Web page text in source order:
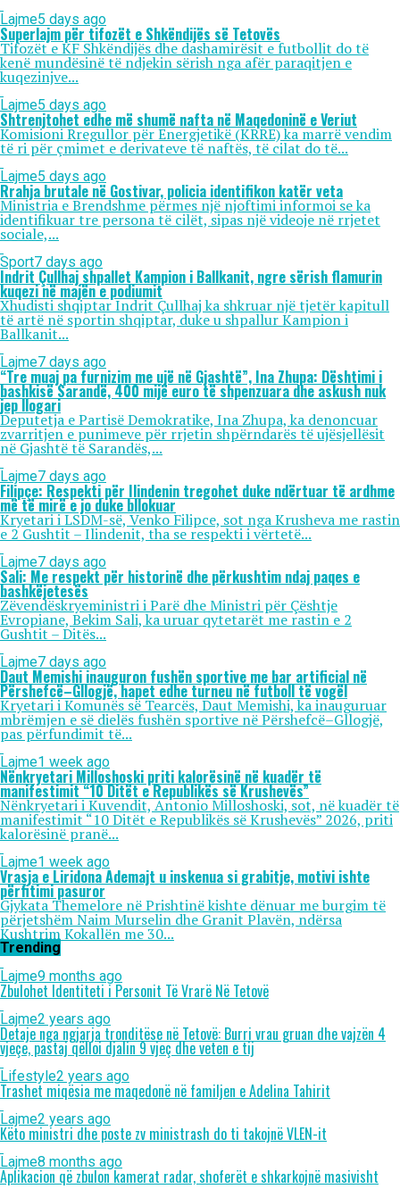
Lajme5 days ago
Superlajm për tifozët e Shkëndijës së Tetovës
Tifozët e KF Shkëndijës dhe dashamirësit e futbollit do të
kenë mundësinë të ndjekin sërish nga afër paraqitjen e
kuqezinjve...
Lajme5 days ago
Shtrenjtohet edhe më shumë nafta në Maqedoninë e Veriut
Komisioni Rregullor për Energjetikë (KRRE) ka marrë vendim
të ri për çmimet e derivateve të naftës, të cilat do të...
Lajme5 days ago
Rrahja brutale në Gostivar, policia identifikon katër veta
Ministria e Brendshme përmes një njoftimi informoi se ka
identifikuar tre persona të cilët, sipas një videoje në rrjetet
sociale,...
Sport7 days ago
Indrit Çullhaj shpallet Kampion i Ballkanit, ngre sërish flamurin
kuqezi në majën e podiumit
Xhudisti shqiptar Indrit Çullhaj ka shkruar një tjetër kapitull
të artë në sportin shqiptar, duke u shpallur Kampion i
Ballkanit...
Lajme7 days ago
“Tre muaj pa furnizim me ujë në Gjashtë”, Ina Zhupa: Dështimi i
bashkisë Sarandë, 400 mijë euro të shpenzuara dhe askush nuk
jep llogari
Deputetja e Partisë Demokratike, Ina Zhupa, ka denoncuar
zvarritjen e punimeve për rrjetin shpërndarës të ujësjellësit
në Gjashtë të Sarandës,...
Lajme7 days ago
Filipçe: Respekti për Ilindenin tregohet duke ndërtuar të ardhme
më të mirë e jo duke bllokuar
Kryetari i LSDM-së, Venko Filipce, sot nga Krusheva me rastin
e 2 Gushtit – Ilindenit, tha se respekti i vërtetë...
Lajme7 days ago
Sali: Me respekt për historinë dhe përkushtim ndaj paqes e
bashkëjetesës
Zëvendëskryeministri i Parë dhe Ministri për Çështje
Evropiane, Bekim Sali, ka uruar qytetarët me rastin e 2
Gushtit – Ditës...
Lajme7 days ago
Daut Memishi inauguron fushën sportive me bar artificial në
Përshefcë–Gllogjë, hapet edhe turneu në futboll të vogël
Kryetari i Komunës së Tearcës, Daut Memishi, ka inauguruar
mbrëmjen e së dielës fushën sportive në Përshefcë–Gllogjë,
pas përfundimit të...
Lajme1 week ago
Nënkryetari Milloshoski priti kalorësinë në kuadër të
manifestimit “10 Ditët e Republikës së Krushevës”
Nënkryetari i Kuvendit, Antonio Milloshoski, sot, në kuadër të
manifestimit “10 Ditët e Republikës së Krushevës” 2026, priti
kalorësinë pranë...
Lajme1 week ago
Vrasja e Liridona Ademajt u inskenua si grabitje, motivi ishte
përfitimi pasuror
Gjykata Themelore në Prishtinë kishte dënuar me burgim të
përjetshëm Naim Murselin dhe Granit Plavën, ndërsa
Kushtrim Kokallën me 30...
Trending
Lajme9 months ago
Zbulohet Identiteti i Personit Të Vrarë Në Tetovë
Lajme2 years ago
Detaje nga ngjarja tronditëse në Tetovë: Burri vrau gruan dhe vajzën 4
vjeçe, pastaj qëlloi djalin 9 vjeç dhe veten e tij
Lifestyle2 years ago
Trashet miqësia me maqedonë në familjen e Adelina Tahirit
Lajme2 years ago
Këto ministri dhe poste zv ministrash do ti takojnë VLEN-it
Lajme8 months ago
Aplikacion që zbulon kamerat radar, shoferët e shkarkojnë masivisht